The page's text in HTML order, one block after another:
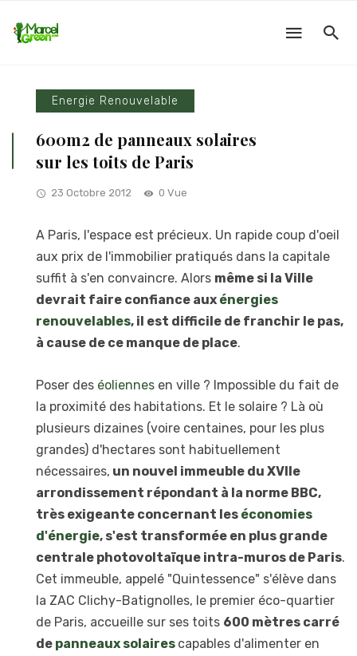
Energie Renouvelable
600m2 de panneaux solaires
sur les toits de Paris
23 Octobre 2012 0 Vue
A Paris, l'espace est précieux. Un rapide coup d'oeil
aux prix de l'immobilier pratiqués dans la capitale
suffit à s'en convaincre. Alors même si la Ville
devrait faire confiance aux énergies
renouvelables, il est difficile de franchir le pas,
à cause de ce manque de place.
Poser des éoliennes en ville ? Impossible du fait de
la proximité des habitations. Et le solaire ? Là où
plusieurs dizaines (voire centaines, pour les plus
grandes) d'hectares sont habituellement
nécessaires, un nouvel immeuble du XVIIe
arrondissement répondant à la norme BBC,
très exigeante concernant les économies
d'énergie, s'est transformée en plus grande
centrale photovoltaïque intra-muros de Paris.
Cet immeuble, appelé "Quintessence" s'élève dans
la ZAC Clichy-Batignolles, le premier éco-quartier
de Paris, accueille sur ses toits 600 mètres carré
de panneaux solaires capables d'alimenter en